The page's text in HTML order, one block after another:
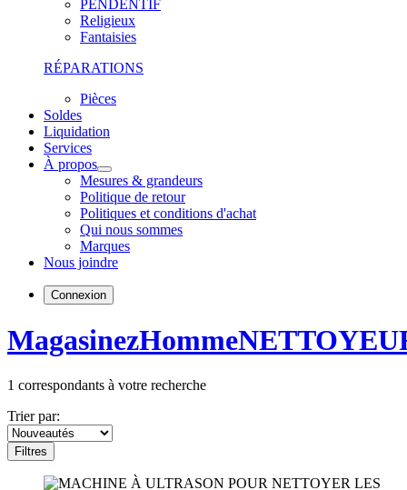
PENDENTIF
Religieux
Fantaisies
RÉPARATIONS
Pièces
Soldes
Liquidation
Services
À propos
Mesures & grandeurs
Politique de retour
Politiques et conditions d'achat
Qui nous sommes
Marques
Nous joindre
Connexion
MagasinezHomme
1 correspondants à votre recherche
Trier par:
Filtres